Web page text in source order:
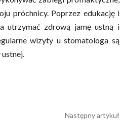
próchnicy. Poprzez edukację i
utrzymać zdrową jamę ustną i
wizyty u stomatologa są
Następny artykuł